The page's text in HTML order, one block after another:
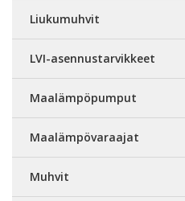
Liukumuhvit
LVI-asennustarvikkeet
Maalämpöpumput
Maalämpövaraajat
Muhvit